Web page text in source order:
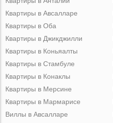
Квартиры в Авсалларе
Квартиры в Оба
Квартиры в Джикджилли
Квартиры в Коньяалты
Квартиры в Стамбуле
Квартиры в Конаклы
Квартиры в Мерсине
Квартиры в Мармарисе
Виллы в Авсалларе